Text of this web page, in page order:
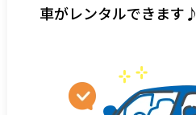
車がレンタルできます♪